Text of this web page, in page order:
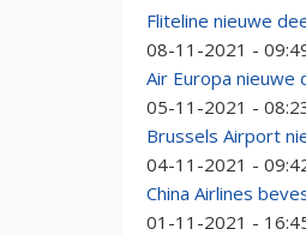
Fliteline nieuwe
08-11-2021 -
Air Europa nieuwe
05-11-2021 -
Brussels Airport
04-11-2021 -
China Airlines
01-11-2021 -